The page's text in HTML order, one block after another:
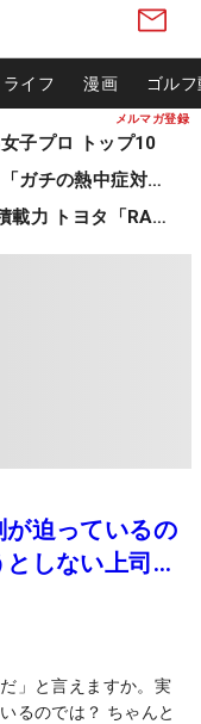
メルマガ登録
ライフ 漫画 ゴル
子プロ トップ10
女子プロやキャディがやる「ガチの熱中症対策」
ゴルフバッグ4本飲み込む積載力 トヨタ「RAV4」
迫っているの
としない上司…
」と言えますか。実
るのでは？ ちゃんと